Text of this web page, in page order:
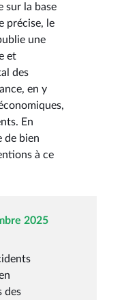
sur la base
précise, le
une
et
des
en y
En
de bien
à ce
2025
des